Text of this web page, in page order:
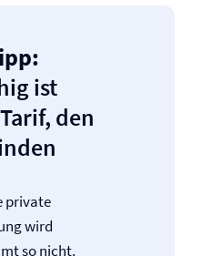
ist
den
private
wird
so nicht.